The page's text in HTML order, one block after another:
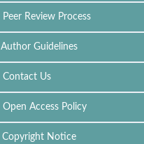
Peer Review Process
Author Guidelines
Contact Us
Open Access Policy
Copyright Notice